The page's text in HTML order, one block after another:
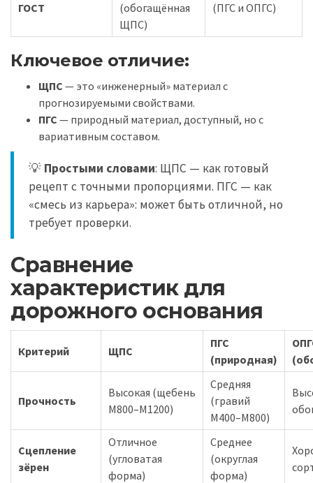
ГОСТ
(обогащённая
ЩПС)
(ПГС и ОПГС)
Ключевое отличие:
ЩПС — это «инженерный» материал с
прогнозируемыми свойствами.
ПГС — природный материал, доступный, но с
вариативным составом.
💡 Простыми словами: ЩПС — как готовый
рецепт с точными пропорциями. ПГС — как
«смесь из карьера»: может быть отличной, но
требует проверки.
Сравнение
характеристик для
дорожного основания
Критерий ЩПС
ПГС
(природная)
Прочность
Высокая (щебень
М800–М1200)
Средняя
(гравий
М400–М800)
Сцепление
зёрен
Отличное
(угловатая
форма)
Среднее
(округлая
форма)